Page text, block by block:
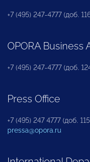
+7 (495) 247-4777 (доб.
OPORA Business
+7 (495) 247-4777 (доб.
Press Office
+7 (495) 247 4777 (доб.
pressa@opora.ru